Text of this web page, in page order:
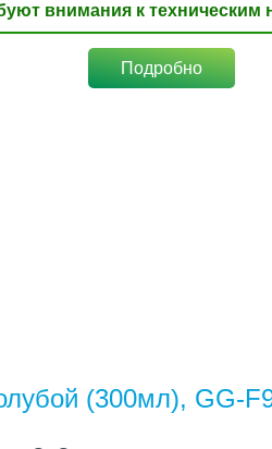
внимания к техническим
Подробно
(300мл), GG-